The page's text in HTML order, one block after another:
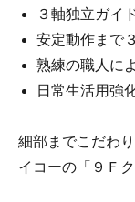
３軸独立ガイ
安定動作まで
熟練の職人に
日常生活用強
細部までこだわ
イコーの「９Ｆク